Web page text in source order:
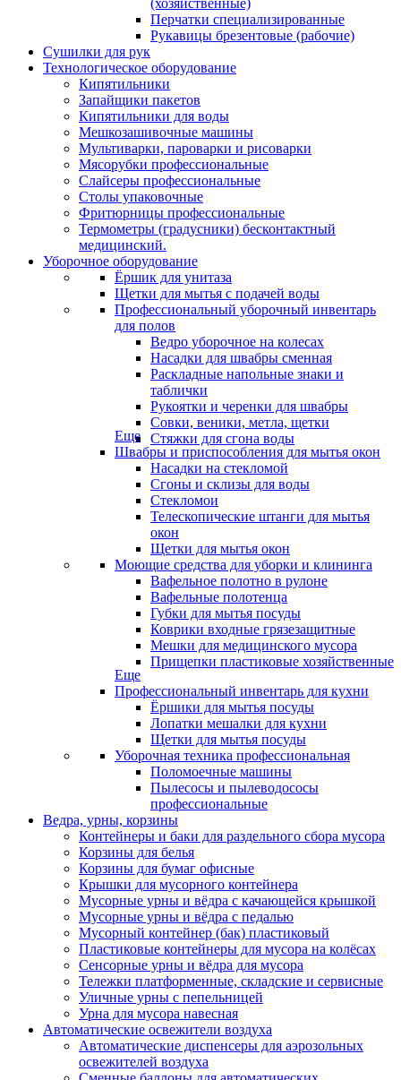
(хозяйственные)
Перчатки специализированные
Рукавицы брезентовые (рабочие)
Сушилки для рук
Технологическое оборудование
Кипятильники
Запайщики пакетов
Кипятильники для воды
Мешкозашивочные машины
Мультиварки, пароварки и рисоварки
Мясорубки профессиональные
Слайсеры профессиональные
Столы упаковочные
Фритюрницы профессиональные
Термометры (градусники) бесконтактный
медицинский.
Уборочное оборудование
Ёршик для унитаза
Щетки для мытья с подачей воды
Профессиональный уборочный инвентарь
для полов
Ведро уборочное на колесах
Насадки для швабры сменная
Раскладные напольные знаки и
таблички
Рукоятки и черенки для швабры
Совки, веники, метла, щетки
Стяжки для сгона воды
Еще
Швабры и приспособления для мытья окон
Насадки на стекломой
Сгоны и склизы для воды
Стекломои
Телескопические штанги для мытья
окон
Щетки для мытья окон
Моющие средства для уборки и клининга
Вафельное полотно в рулоне
Вафельные полотенца
Губки для мытья посуды
Коврики входные грязезащитные
Мешки для медицинского мусора
Прищепки пластиковые хозяйственные
Еще
Профессиональный инвентарь для кухни
Ёршики для мытья посуды
Лопатки мешалки для кухни
Щетки для мытья посуды
Уборочная техника профессиональная
Поломоечные машины
Пылесосы и пылеводососы
профессиональные
Ведра, урны, корзины
Контейнеры и баки для раздельного сбора мусора
Корзины для белья
Корзины для бумаг офисные
Крышки для мусорного контейнера
Мусорные урны и вёдра с качающейся крышкой
Мусорные урны и вёдра с педалью
Мусорный контейнер (бак) пластиковый
Пластиковые контейнеры для мусора на колёсах
Сенсорные урны и вёдра для мусора
Тележки платформенные, складские и сервисные
Уличные урны с пепельницей
Урна для мусора навесная
Автоматические освежители воздуха
Автоматические диспенсеры для аэрозольных
освежителей воздуха